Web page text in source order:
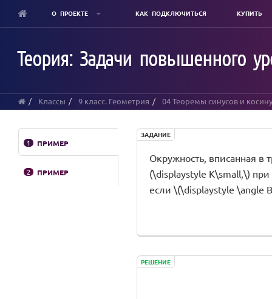
content
О ПРОЕКТЕ КАК ПОДКЛЮЧИТЬСЯ КУПИТЬ
Теория: Задачи повышенного
Классы 9 класс. Геометрия 04 Теоремы синусов и
1 ПРИМЕР
2 ПРИМЕР
ЗАДАНИЕ
Окружность, вписанная в
(\displaystyle K\small,\)
если \(\displaystyle \angle
РЕШЕНИЕ